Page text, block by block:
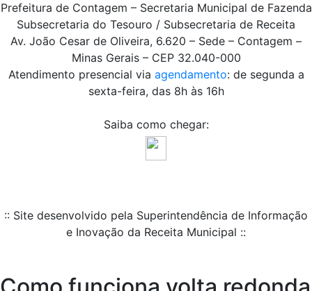
Prefeitura de Contagem – Secretaria Municipal de Fazenda
Subsecretaria do Tesouro / Subsecretaria de Receita
Av. João Cesar de Oliveira, 6.620 – Sede – Contagem –
Minas Gerais – CEP 32.040-000
Atendimento presencial via agendamento: de segunda a
sexta-feira, das 8h às 16h
Saiba como chegar:
:: Site desenvolvido pela Superintendência de Informação
e Inovação da Receita Municipal ::